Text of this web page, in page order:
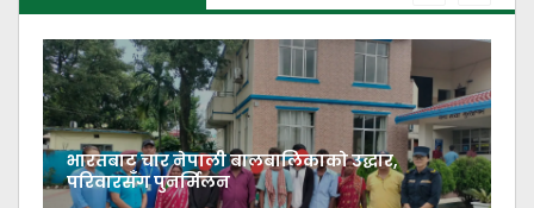
भारतबाट चार नेपाली बालबालिकाको उद्धार,
परिवारसँग पुनर्मिलन